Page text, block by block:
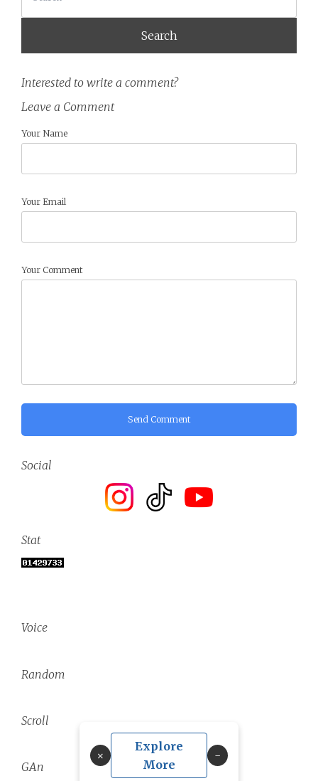
Interested to write a comment?
Leave a Comment
Your Name
Your Email
Your Comment
Send Comment
Social
Stat
Voice
Random
×
Explore
More
Scroll
GAn